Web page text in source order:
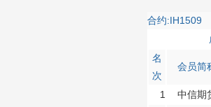
合约:IH1509
名
次
会员简
1
中信期